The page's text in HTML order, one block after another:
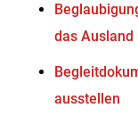
das Ausland
ausstellen